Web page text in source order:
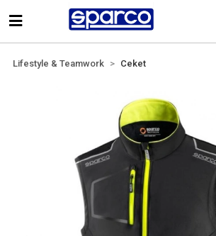
Lifestyle & Teamwork Ceket